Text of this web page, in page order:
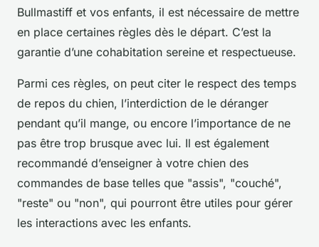
Bullmastiff et vos enfants, il est nécessaire de mettre
en place certaines règles dès le départ. C’est la
garantie d’une cohabitation sereine et respectueuse.
Parmi ces règles, on peut citer le respect des temps
de repos du chien, l’interdiction de le déranger
pendant qu’il mange, ou encore l’importance de ne
pas être trop brusque avec lui. Il est également
recommandé d’enseigner à votre chien des
commandes de base telles que "assis", "couché",
"reste" ou "non", qui pourront être utiles pour gérer
les interactions avec les enfants.